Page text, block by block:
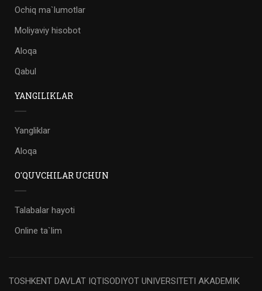
Ochiq ma`lumotlar
Moliyaviy hisobot
Aloqa
Qabul
YANGILIKLAR
Yangliklar
Aloqa
O'QUVCHILAR UCHUN
Talabalar hayoti
Online ta`lim
TOSHKENT DAVLAT IQTISODIYOT UNIVERSITETI AKADEMIK